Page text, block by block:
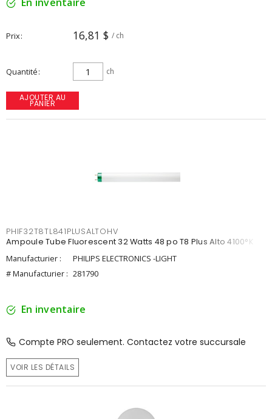
Prix 16,81 $ / ch
Quantité ch
AJOUTER AU
PANIER
PHIF32T8TL841PLUSALTOHV
Ampoule Tube Fluorescent 32 Watts 48 po T8 Plus Alto 4100°K
Manufacturier :
PHILIPS ELECTRONICS -LIGHT
# Manufacturier : 281790
En inventaire
Compte PRO seulement. Contactez votre succursale
VOIR LES DÉTAILS